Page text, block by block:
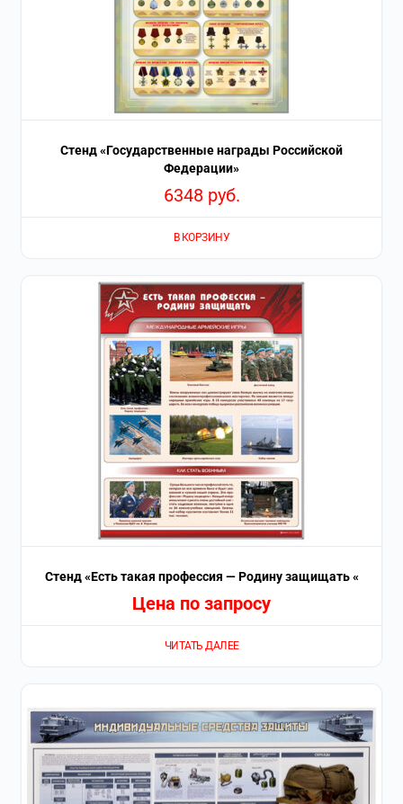
Стенд «Государственные награды Российской
Федерации»
6348 руб.
В КОРЗИНУ
Стенд «Есть такая профессия — Родину защищать «
Цена по запросу
ЧИТАТЬ ДАЛЕЕ